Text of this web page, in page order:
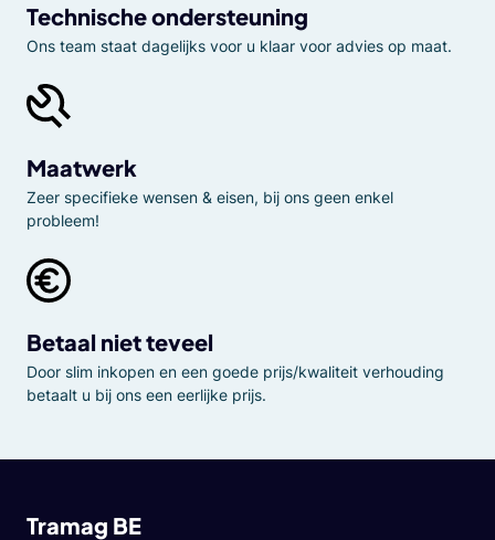
Technische ondersteuning
Ons team staat dagelijks voor u klaar voor advies op maat.
Maatwerk
Zeer specifieke wensen & eisen, bij ons geen enkel
probleem!
Betaal niet teveel
Door slim inkopen en een goede prijs/kwaliteit verhouding
betaalt u bij ons een eerlijke prijs.
Tramag BE